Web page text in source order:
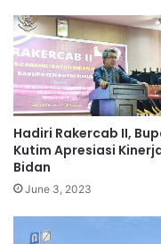
Hadiri Rakercab II,
Kutim Apresiasi
Bidan
June 3, 2023